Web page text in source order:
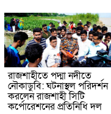
রাজশাহীতে পদ্মা নদীতে
নৌকাডুবি: ঘটনাস্থল পরিদর্শন
করলেন রাজশাহী সিটি
কর্পোরেশনের প্রতিনিধি দল